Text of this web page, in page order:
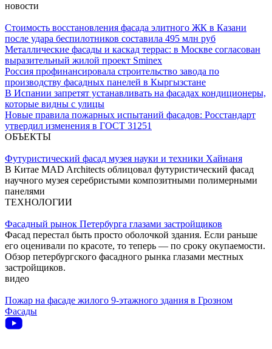
новости
Стоимость восстановления фасада элитного ЖК в Казани
после удара беспилотников составила 495 млн руб
Металлические фасады и каскад террас: в Москве согласован
выразительный жилой проект Sminex
Россия профинансировала строительство завода по
производству фасадных панелей в Кыргызстане
В Испании запретят устанавливать на фасадах кондиционеры,
которые видны с улицы
Новые правила пожарных испытаний фасадов: Росстандарт
утвердил изменения в ГОСТ 31251
ОБЪЕКТЫ
Футуристический фасад музея науки и техники Хайнаня
В Китае MAD Architects облицовал футуристический фасад
научного музея серебристыми композитными полимерными
панелями
ТЕХНОЛОГИИ
Фасадный рынок Петербурга глазами застройщиков
Фасад перестал быть просто оболочкой здания. Если раньше
его оценивали по красоте, то теперь — по сроку окупаемости.
Обзор петербургского фасадного рынка глазами местных
застройщиков.
видео
Пожар на фасаде жилого 9-этажного здания в Грозном
Фасады